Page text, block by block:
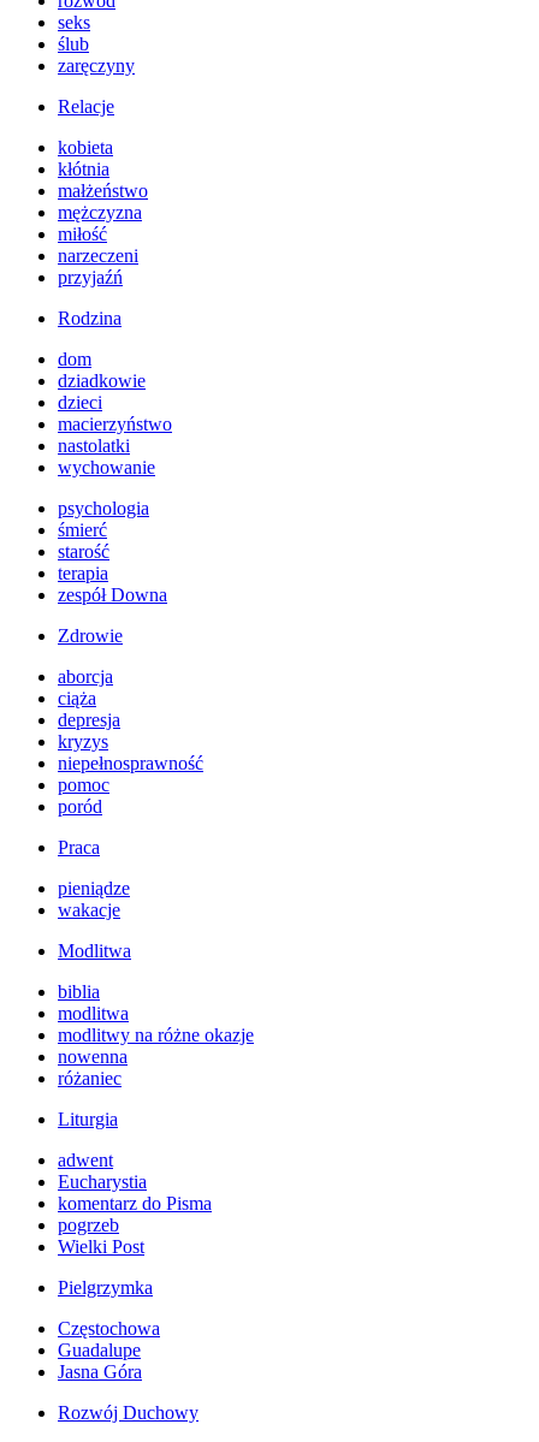
seks
ślub
zaręczyny
Relacje
kobieta
kłótnia
małżeństwo
mężczyzna
miłość
narzeczeni
przyjaźń
Rodzina
dom
dziadkowie
dzieci
macierzyństwo
nastolatki
wychowanie
psychologia
śmierć
starość
terapia
zespół Downa
Zdrowie
aborcja
ciąża
depresja
kryzys
niepełnosprawność
pomoc
poród
Praca
pieniądze
wakacje
Modlitwa
biblia
modlitwa
modlitwy na różne okazje
nowenna
różaniec
Liturgia
adwent
Eucharystia
komentarz do Pisma
pogrzeb
Wielki Post
Pielgrzymka
Częstochowa
Guadalupe
Jasna Góra
Rozwój Duchowy